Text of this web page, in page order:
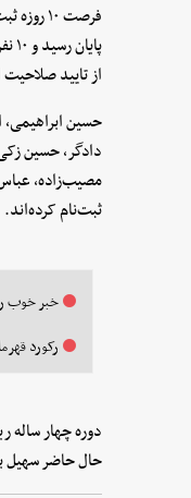
فرصت ۱۰
از تایید
حسین
دادگر، حسین
مصیب‌زاده،
ثبت‌نام کرده‌اند.
خبر خوب
رکورد
حال حاضر سهیل